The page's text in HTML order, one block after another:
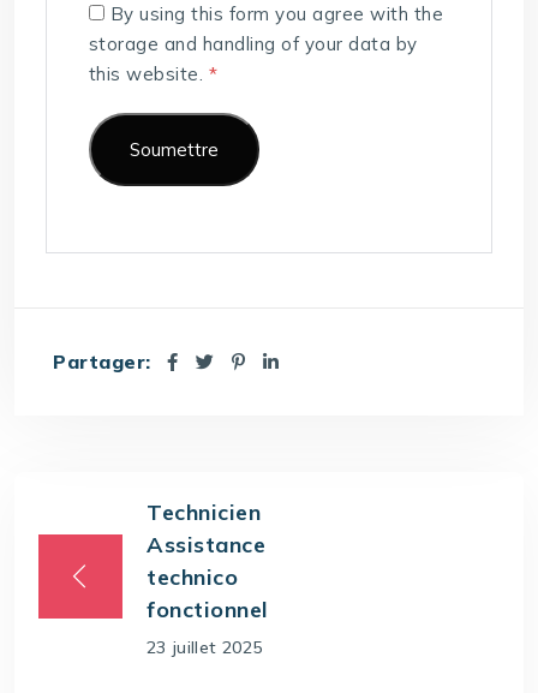
By using this form you agree with the
storage and handling of your data by
this website. *
Partager:
Technicien
Assistance
technico
fonctionnel
23 juillet 2025